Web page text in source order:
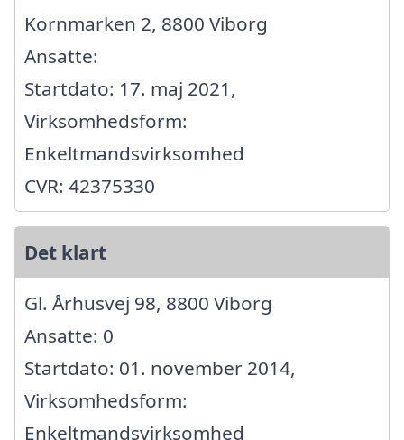
Kornmarken 2, 8800 Viborg
Ansatte:
Startdato: 17. maj 2021,
Virksomhedsform:
Enkeltmandsvirksomhed
CVR: 42375330
Det klart
Gl. Århusvej 98, 8800 Viborg
Ansatte: 0
Startdato: 01. november 2014,
Virksomhedsform:
Enkeltmandsvirksomhed